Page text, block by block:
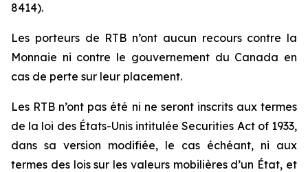
8414).
Les porteurs de RTB n’ont aucun recours contre la
Monnaie ni contre le gouvernement du Canada en
cas de perte sur leur placement.
Les RTB n’ont pas été ni ne seront inscrits aux termes
de la loi des États-Unis intituléeSecurities Act of 1933,
dans sa version modifiée, le cas échéant, ni aux
termes des lois sur les valeurs mobilières d’un État, et